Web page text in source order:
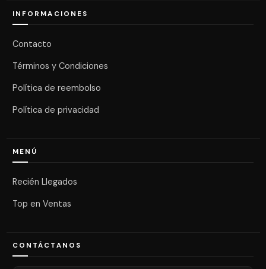
INFORMACIONES
Contacto
Términos y Condiciones
Política de reembolso
Política de privacidad
MENÚ
Recién Llegados
Top en Ventas
CONTÁCTANOS